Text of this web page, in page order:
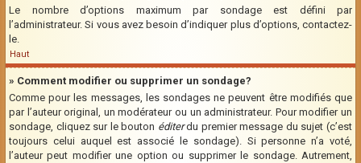
Le nombre d’options maximum par sondage est défini par
l’administrateur. Si vous avez besoin d’indiquer plus d’options, contactez-
le.
Haut
» Comment modifier ou supprimer un sondage?
Comme pour les messages, les sondages ne peuvent être modifiés que
par l’auteur original, un modérateur ou un administrateur. Pour modifier un
sondage, cliquez sur le bouton éditerdu premier message du sujet (c’est
toujours celui auquel est associé le sondage). Si personne n’a voté,
l’auteur peut modifier une option ou supprimer le sondage. Autrement,